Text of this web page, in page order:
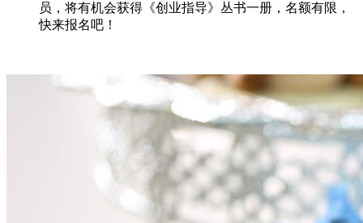
员，将有机会获得《创业指导》丛书一册，名额有限，
快来报名吧！